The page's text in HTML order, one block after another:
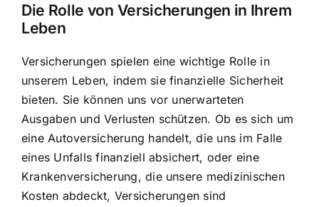
Die Rolle von Versicherungen in Ihrem
Leben
Versicherungen spielen eine wichtige Rolle in
unserem Leben, indem sie finanzielle Sicherheit
bieten. Sie können uns vor unerwarteten
Ausgaben und Verlusten schützen. Ob es sich um
eine Autoversicherung handelt, die uns im Falle
eines Unfalls finanziell absichert, oder eine
Krankenversicherung, die unsere medizinischen
Kosten abdeckt, Versicherungen sind